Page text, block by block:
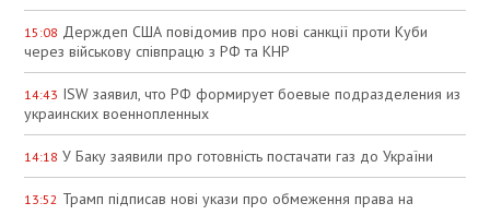
15:08 Держдеп США повідомив про нові санкції проти Куби
через військову співпрацю з РФ та КНР
14:43 ISW заявил, что РФ формирует боевые подразделения из
украинских военнопленных
14:18 У Баку заявили про готовність постачати газ до України
13:52 Трамп підписав нові укази про обмеження права на